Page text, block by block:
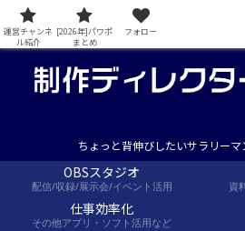
ちょっと背伸びしたいサラリーマ
OBSスタジオ
配信/収録/展示会/イベント活用 資
仕事効率化
その他アプリ・ソフト活用など
運営チャンネ
ル紹介
[2026年]パワポ
まとめ
フォロー